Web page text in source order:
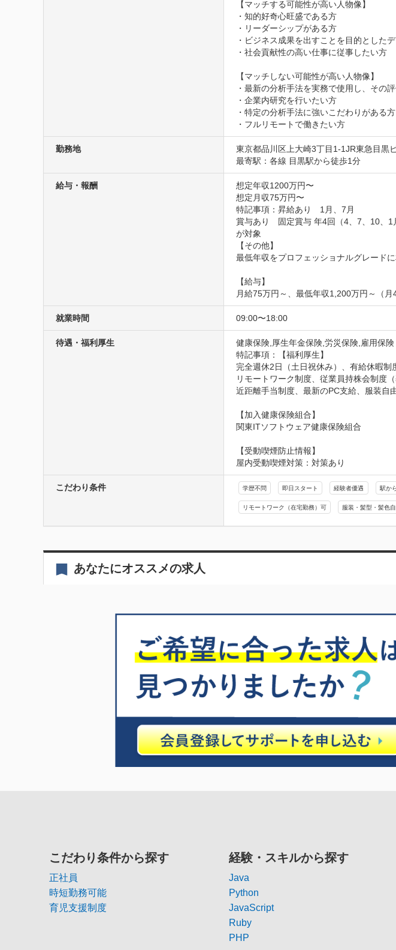
【マッチする可能性が高い人物像】
・知的好奇心旺盛である方
・リーダーシップがある方
・ビジネス成果を出すことを目的とした
・社会貢献性の高い仕事に従事したい方
【マッチしない可能性が高い人物像】
・最新の分析手法を実務で使用し、その
・企業内研究を行いたい方
・特定の分析手法に強いこだわりがある方
・フルリモートで働きたい方
勤務地
東京都品川区上大崎3丁目1-1JR東急目黒
最寄駅：各線 目黒駅から徒歩1分
給与・報酬
想定年収1200万円〜
想定月収75万円〜
特記事項：昇給あり　1月、7月
賞与あり　固定賞与 年4回（4、7、10、
が対象
【その他】
最低年収をプロフェッショナルグレード
【給与】
月給75万円～、最低年収1,200万円～（
就業時間 09:00〜18:00
待遇・福利厚生
健康保険,厚生年金保険,労災保険,雇用保険
特記事項：【福利厚生】
完全週休2日（土日祝休み）、有給休暇制
リモートワーク制度、従業員持株会制度（
近距離手当制度、最新のPC支給、服装自
【加入健康保険組合】
関東ITソフトウェア健康保険組合
【受動喫煙防止情報】
屋内受動喫煙対策：対策あり
こだわり条件 学歴不問 即日スタート 経験者優遇 駅か
リモートワーク（在宅勤務）可 服装・髪型・髪色
あなたにオススメの求人
こだわり条件から探す
正社員
時短勤務可能
育児支援制度
経験・スキルから探す
Java
Python
JavaScript
Ruby
PHP